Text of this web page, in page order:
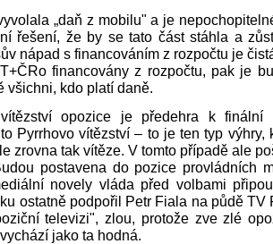
„daň z mobilu" a je
řešení, že by se tato část stáhla a
nápad s financováním z rozpočtu je
financovány z rozpočtu, pak je
všichni, kdo platí daně.
opozice je předehra k finální
Pyrrhovo vítězství – to je ten typ výhry,
zrovna tak vítěze. V tomto případě ale
postavena do pozice provládních
novely vláda před volbami
ostatně podpořil Petr Fiala na půdě TV
televizi", zlou, protože zve zlé
jako ta hodná.